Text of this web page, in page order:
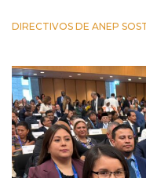
DIRECTIVOS DE ANEP